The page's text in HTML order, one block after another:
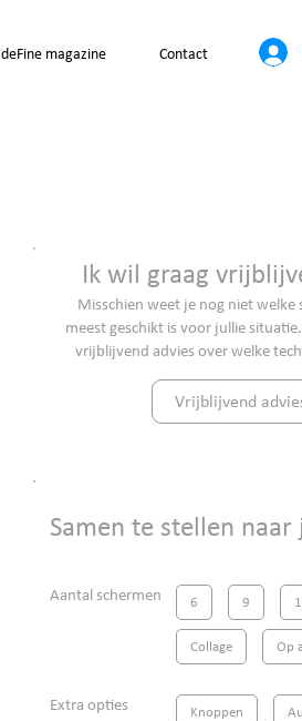
deFine magazine Contact
Ik wil graag
Misschien weet je nog niet welke
meest geschikt is voor jullie
vrijblijvend advies over welke
Vrijblijvend
Samen te stellen
Aantal schermen 6 9
Collage Op
Extra opties Knoppen